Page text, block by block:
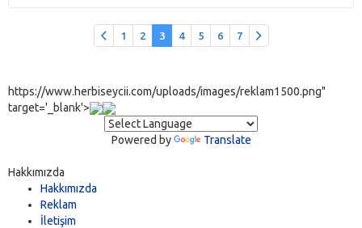
1 2 3 4 5 6 7
https://www.herbiseycii.com/uploads/images/reklam1500.png"
target='_blank'>
Powered by Translate
Hakkımızda
Hakkımızda
Reklam
İletişim